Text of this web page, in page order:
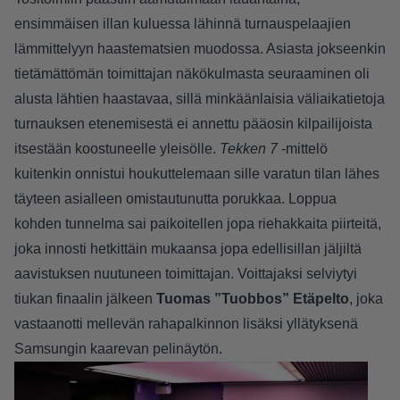
ensimmäisen illan kuluessa lähinnä turnauspelaajien
lämmittelyyn haastematsien muodossa. Asiasta jokseenkin
tietämättömän toimittajan näkökulmasta seuraaminen oli
alusta lähtien haastavaa, sillä minkäänlaisia väliaikatietoja
turnauksen etenemisestä ei annettu pääosin kilpailijoista
itsestään koostuneelle yleisölle. Tekken 7-mittelö
kuitenkin onnistui houkuttelemaan sille varatun tilan lähes
täyteen asialleen omistautunutta porukkaa. Loppua
kohden tunnelma sai paikoitellen jopa riehakkaita piirteitä,
joka innosti hetkittäin mukaansa jopa edellisillan jäljiltä
aavistuksen nuutuneen toimittajan. Voittajaksi selviytyi
tiukan finaalin jälkeen Tuomas ”Tuobbos” Etäpelto, joka
vastaanotti mellevän rahapalkinnon lisäksi yllätyksenä
Samsungin kaarevan pelinäytön.